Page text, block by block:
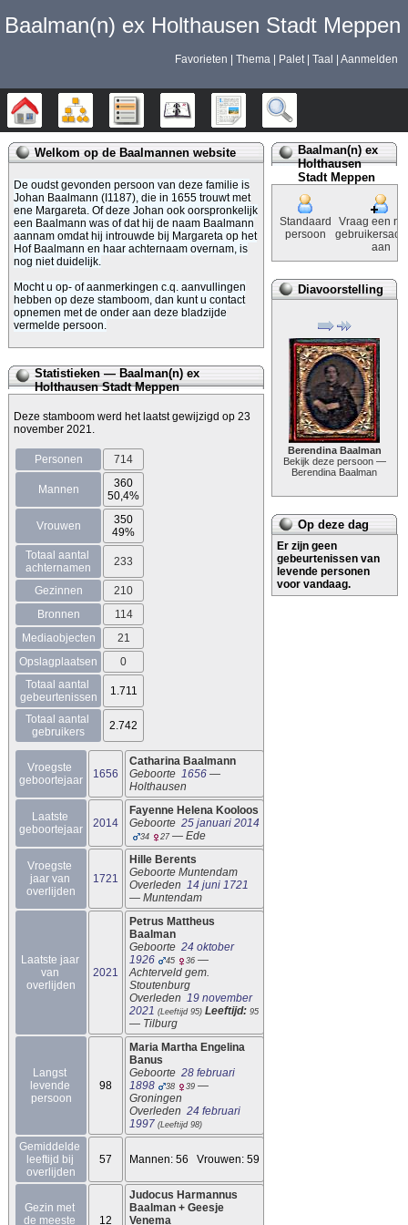
Baalman‎‎‎‎‎(n)‎‎‎‎‎ ex Holthausen Stadt Meppen
Favorieten Thema Palet Taal Aanmelden
Stamboom DiagrammenLijsten Kalender Rapporten
Welkom op de Baalmannen website
De oudst gevonden persoon van deze familie is
Johan Baalmann ‎‎(I1187)‎‎, die in 1655 trouwt met
ene Margareta. Of deze Johan ook oorspronkelijk
een Baalmann was of dat hij de naam Baalmann
aannam omdat hij introuwde bij Margareta op het
Hof Baalmann en haar achternaam overnam, is
nog niet duidelijk.
Mocht u op- of aanmerkingen c.q. aanvullingen
hebben op deze stamboom, dan kunt u contact
opnemen met de onder aan deze bladzijde
vermelde persoon.
Statistieken — Baalman‎‎‎‎‎(n)‎‎‎‎‎ ex
Holthausen Stadt Meppen
Deze stamboom werd het laatst gewijzigd op 23
november 2021.
Personen 714
Mannen
360
50,4%
Vrouwen
350
49%
Totaal aantal
achternamen
233
Gezinnen
210
Bronnen
114
Mediaobjecten
21
Opslagplaatsen
0
Totaal aantal
gebeurtenissen
1.711
Totaal aantal
gebruikers
2.742
Vroegste
geboortejaar
1656
Catharina Baalmann
Geboorte 1656
Holthausen
Laatste
geboortejaar
2014
Fayenne Helena Kooloos
Geboorte 25 januari 2014
34 27 — Ede
Vroegste
jaar van
overlijden
1721
Hille Berents
Geboorte Muntendam
Overleden 14 juni 1721
— Muntendam
Laatste jaar
van
overlijden
2021
Baalman
Geboorte 24 oktober
1926
45 36
Achterveld gem.
Stoutenburg
Overleden 19 november
2021 (Leeftijd 95) Leeftijd: 95
— Tilburg
Langst
levende
persoon
98
Banus
Geboorte 28 februari
1898
38 39
Groningen
Overleden 24 februari
1997 (Leeftijd 98)
Gemiddelde
leeftijd bij
overlijden
57 Mannen: 56   Vrouwen: 59
Gezin met
de meeste
12
Baalman +
Venema
Baalman‎‎‎‎‎(n)‎‎‎‎‎ ex
Holthausen
Stadt Meppen
Standaard
persoon
Vraag een
aan
Diavoorstelling
Berendina Baalman
Bekijk deze persoon —
Berendina Baalman
Op deze dag
Er zijn geen
gebeurtenissen van
levende personen
voor vandaag.